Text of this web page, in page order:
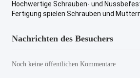
Hochwertige Schrauben- und
Fertigung spielen Schrauben und
Nachrichten des Besuchers
Noch keine öffentlichen Kommentare